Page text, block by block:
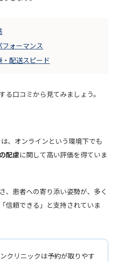
ォーマンス
配送スピード
口コミから見てみましょう。
、オンラインという環境下でも
配慮に関して高い評価を得ていま
、患者への寄り添い姿勢が、多く
信頼できる」と支持されていま
クリニックは予約が取りやす